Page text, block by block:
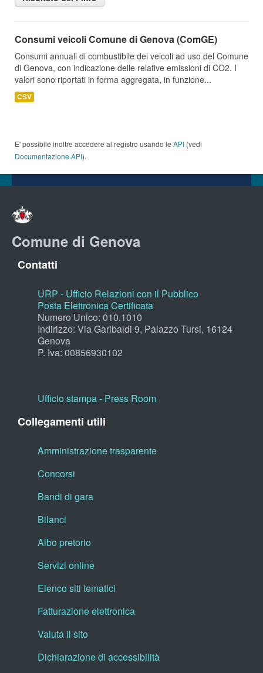
Consumi veicoli Comune di Genova (ComGE)
Consumi annuali di combustibile dei veicoli ad uso del Comune
di Genova, con indicazione delle relative emissioni di CO2. I
valori sono riportati in forma aggregata, in funzione...
CSV
E' possibile inoltre accedere al registro usando le API (vedi
Documentazione API).
Comune di Genova
Contatti
URP - Ufficio Relazioni con il Pubblico
Posta Elettronica Certificata
Numero Unico: 010.1010
Indirizzo: Via Garibaldi 9, Palazzo Tursi, 16124
Genova
P. Iva: 00856930102
Ufficio stampa - Press Room
Collegamenti utili
Amministrazione trasparente
Concorsi
Bandi di gara
Bilanci
Albo pretorio
Servizi online
Elenco siti tematici
Fatturazione elettronica
Valuta il sito
Dichiarazione di accessibilità